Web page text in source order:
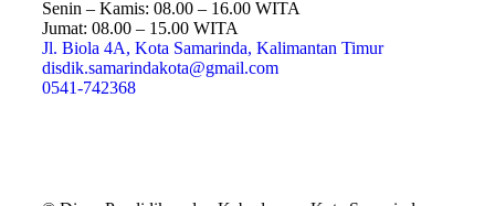
Senin – Kamis: 08.00 – 16.00 WITA
Jumat: 08.00 – 15.00 WITA
Jl. Biola 4A, Kota Samarinda, Kalimantan Timur
disdik.samarindakota@gmail.com
0541-742368